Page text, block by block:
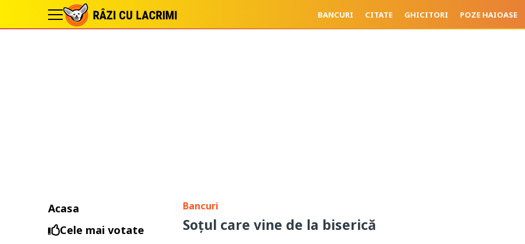
BANCURI CITATE GHICITORI POZE HAIOASE
Acasa
Cele mai votate
Bancuri
Soțul care vine de la biserică